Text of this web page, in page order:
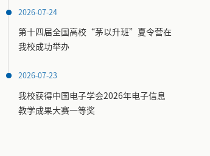
2026-07-24
第十四届全国高校“茅以升班”夏令营在
我校成功举办
2026-07-23
我校获得中国电子学会2026年电子信息
教学成果大赛一等奖